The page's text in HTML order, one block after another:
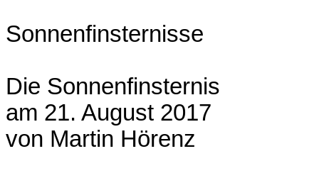
Sonnenfinsternisse
Die Sonnenfinsternis
am 21. August 2017
von Martin Hörenz